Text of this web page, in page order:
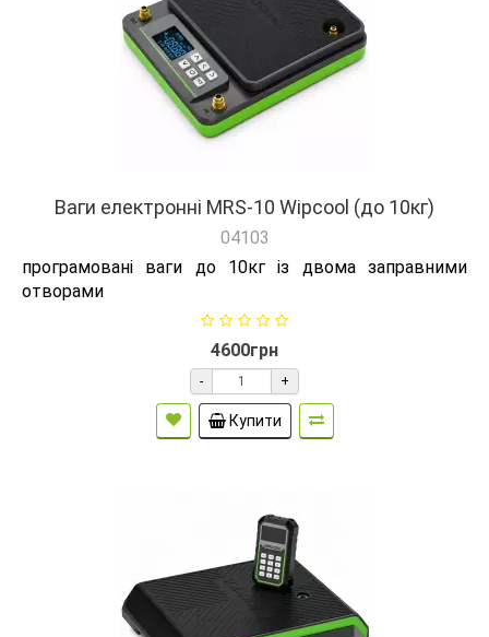
Ваги електронні MRS-10 Wipcool (до 10кг)
04103
програмовані ваги до 10кг із двома заправними
отворами
4600грн
- +
Купити